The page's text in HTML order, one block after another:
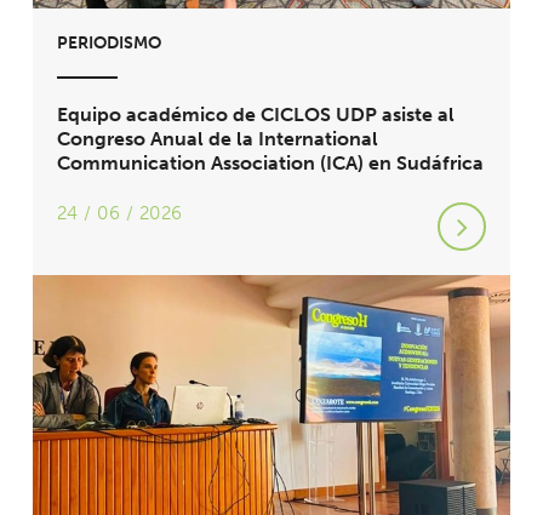
PERIODISMO
Equipo académico de CICLOS UDP asiste al
Congreso Anual de la International
Communication Association (ICA) en Sudáfrica
24 / 06 / 2026